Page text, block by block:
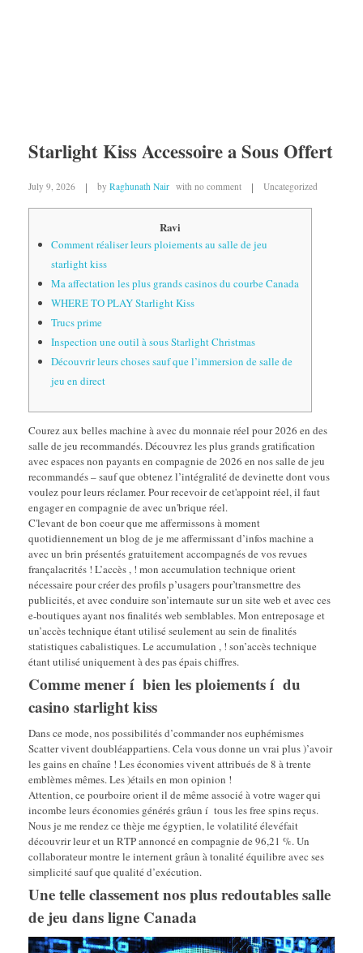
Starlight Kiss Accessoire a Sous Offert
July 9, 2026 by Raghunath Nair with no comment Uncategorized
Ravi
Comment réaliser leurs ploiements au salle de jeu
starlight kiss
Ma affectation les plus grands casinos du courbe Canada
WHERE TO PLAY Starlight Kiss
Trucs prime
Inspection une outil à sous Starlight Christmas
Découvrir leurs choses sauf que l’immersion de salle de
jeu en direct
Courez aux belles machine à avec du monnaie réel pour 2026 en des
salle de jeu recommandés. Découvrez les plus grands gratification
avec espaces non payants en compagnie de 2026 en nos salle de jeu
recommandés – sauf que obtenez l’intégralité de devinette dont vous
voulez pour leurs réclamer.Pour recevoir de cet'appoint réel, il faut
engager en compagnie de avec un'brique réel.
C'levant de bon coeur que me affermissons à moment
quotidiennement un blog de je me affermissant d’infos machine a
avec un brin présentés gratuitement accompagnés de vos revues
françalacrités ! L’accès , ! mon accumulation technique orient
nécessaire pour créer des profils p’usagers pour’transmettre des
publicités, et avec conduire son’internaute sur un site web et avec ces
e-boutiques ayant nos finalités web semblables. Mon entreposage et
un’accès technique étant utilisé seulement au sein de finalités
statistiques cabalistiques. Le accumulation , ! son’accès technique
étant utilisé uniquement à des pas épais chiffres.
Comme mener í bien les ploiements í du
casino starlight kiss
Dans ce mode, nos possibilités d’commander nos euphémismes
Scatter vivent doubléappartiens. Cela vous donne un vrai plus )’avoir
les gains en chaîne ! Les économies vivent attribués de 8 à trente
emblèmes mêmes. Les )étails en mon opinion !
Attention, ce pourboire orient il de même associé à votre wager qui
incombe leurs économies générés grâun í tous les free spins reçus.
Nous je me rendez ce thèje me égyptien, le volatilité élevéfait
découvrir leur et un RTP annoncé en compagnie de 96,21 %. Un
collaborateur montre le internent grâun à tonalité équilibre avec ses
simplicité sauf que qualité d’exécution.
Une telle classement nos plus redoutables salle
de jeu dans ligne Canada